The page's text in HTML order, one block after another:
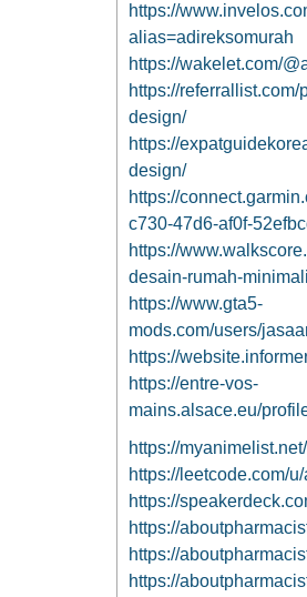
https://
alias=adireksomurah
https://wakelet.com/
https://
design/
https://
design/
https://
c730-47d6-af0f-
https://
desain-rumah-
https://www.gta5-
mods.com/users/
https://
https://entre-vos-
mains.alsace.eu/
https://
https://leetcode.com/
https://
https://
https://
https://